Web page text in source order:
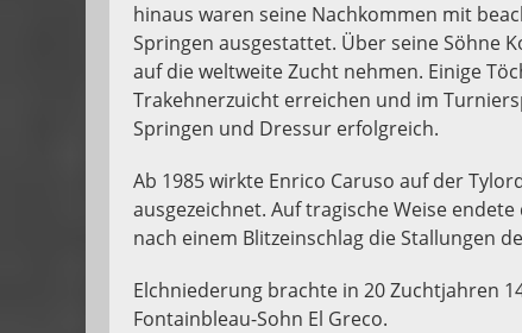
hinaus waren seine Nachkommen mit
Springen ausgestattet. Über seine Söhne
auf die weltweite Zucht nehmen. Einige
Trakehnerzuicht erreichen und im
Springen und Dressur erfolgreich.
Ab 1985 wirkte Enrico Caruso auf der
ausgezeichnet. Auf tragische Weise
nach einem Blitzeinschlag die Stallungen
Elchniederung brachte in 20 Zuchtjahren
Fontainbleau-Sohn El Greco.